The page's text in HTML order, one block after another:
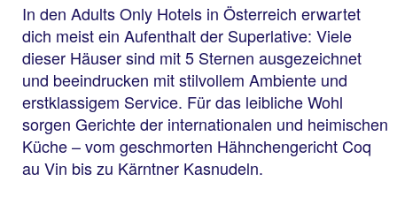
In den Adults Only Hotels in Österreich erwartet
dich meist ein Aufenthalt der Superlative: Viele
dieser Häuser sind mit 5 Sternen ausgezeichnet
und beeindrucken mit stilvollem Ambiente und
erstklassigem Service. Für das leibliche Wohl
sorgen Gerichte der internationalen und heimischen
Küche – vom geschmorten Hähnchengericht Coq
au Vin bis zu Kärntner Kasnudeln.